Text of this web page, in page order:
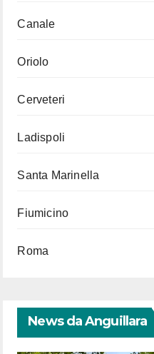
Canale
Oriolo
Cerveteri
Ladispoli
Santa Marinella
Fiumicino
Roma
News da Anguillara